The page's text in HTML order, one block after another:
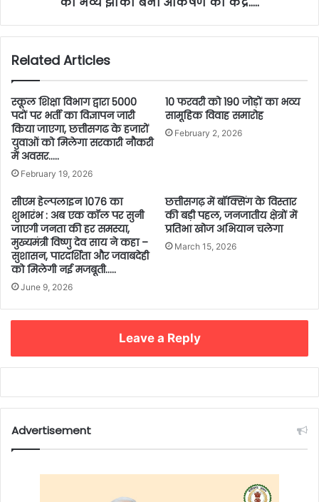
Related Articles
स्कूल शिक्षा विभाग द्वारा 5000
पदों पर भर्ती का विज्ञापन जारी
किया जाएगा, छत्तीसगढ के हजारों
युवाओं को मिलेगा सरकारी नौकरी
में अवसर…..
February 19, 2026
10 फरवरी को 190 जोड़ों का भव्य
सामूहिक विवाह समारोह
February 2, 2026
सीएम हेल्पलाइन 1076 का
शुभारंभ : अब एक कॉल पर सुनी
जाएगी जनता की हर समस्या,
मुख्यमंत्री विष्णु देव साय ने कहा –
सुशासन, पारदर्शिता और जवाबदेही
को मिलेगी नई मजबूती…..
June 9, 2026
छत्तीसगढ़ में बॉक्सिंग के विस्तार
की बड़ी पहल, जनजातीय क्षेत्रों में
प्रतिभा खोज अभियान चलेगा
March 15, 2026
Leave a Reply
Advertisement